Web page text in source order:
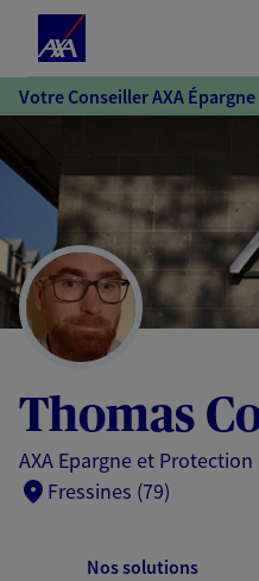
Votre Conseiller AXA
Thomas
AXA Epargne et Protection
Fressines (79)
Nos solutions